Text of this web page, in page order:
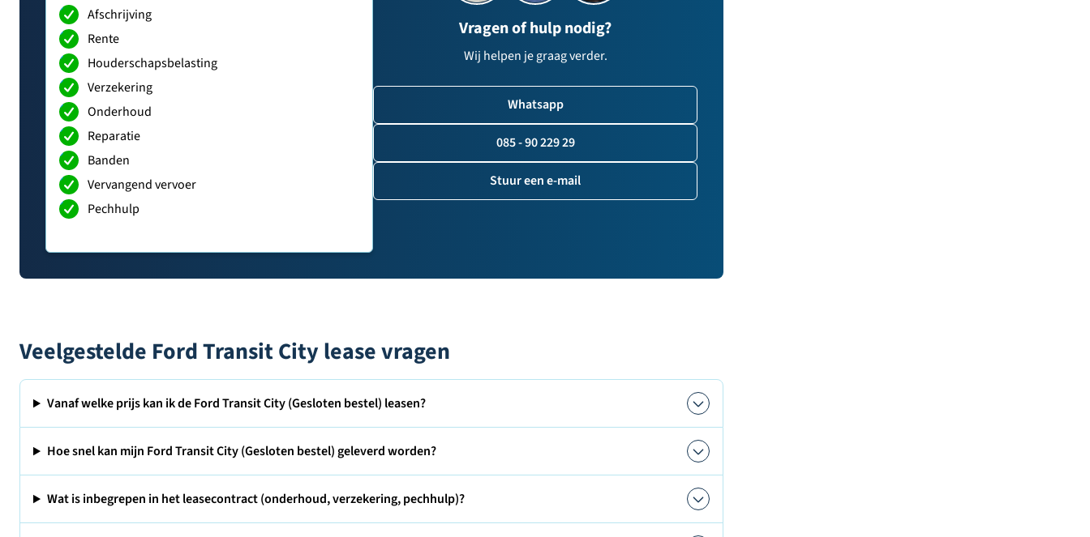
Afschrijving
Rente
Houderschapsbelasting
Verzekering
Onderhoud
Reparatie
Banden
Vervangend vervoer
Pechhulp
Vragen of hulp nodig?
Wij helpen je graag verder.
Whatsapp
085 - 90 229 29
Stuur een e-mail
Veelgestelde Ford Transit City lease vragen
Vanaf welke prijs kan ik de Ford Transit City (Gesloten bestel) leasen?
Hoe snel kan mijn Ford Transit City (Gesloten bestel) geleverd worden?
Wat is inbegrepen in het leasecontract (onderhoud, verzekering, pechhulp)?